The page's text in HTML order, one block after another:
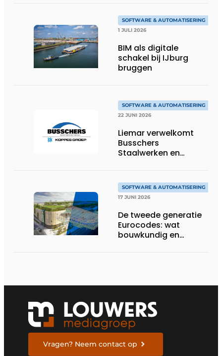
SOFTWARE & AUTOMATISERING
1 JULI 2026
BIM als digitale
schakel bij IJburg
bruggen
SOFTWARE & AUTOMATISERING
22 JUNI 2026
Liemar verwelkomt
Busschers
Staalwerken en
SOFTWARE & AUTOMATISERING
17 JUNI 2026
De tweede generatie
Eurocodes: wat
bouwkundig en
Vragen? Neem contact op